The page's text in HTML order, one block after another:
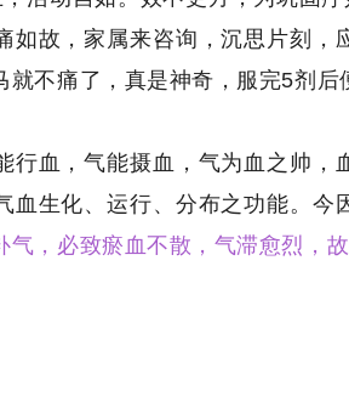
如故，家属来咨询，沉思片刻，
就不痛了，真是神奇，服完5剂后
行血，气能摄血，气为血之帅
血生化、运行、分布之功能。今
气，必致瘀血不散，气滞愈烈，故